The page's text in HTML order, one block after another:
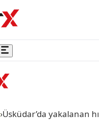
›Üsküdar’da yakalanan